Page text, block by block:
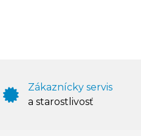
Zákaznícky servis
a starostlivosť